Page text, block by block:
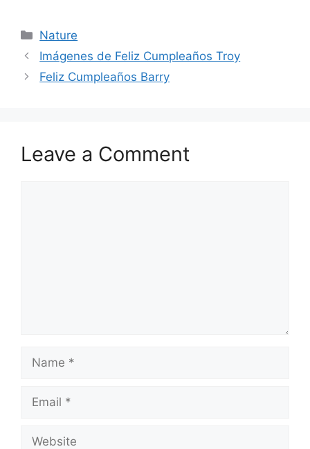
Categories
Nature
Imágenes de Feliz Cumpleaños Troy
Feliz Cumpleaños Barry
Leave a Comment